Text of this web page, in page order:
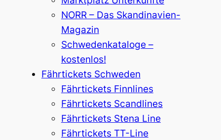
NORR – Das Skandinavien-
Magazin
Schwedenkataloge –
kostenlos!
Fährtickets Schweden
Fährtickets Finnlines
Fährtickets Scandlines
Fährtickets Stena Line
Fährtickets TT-Line